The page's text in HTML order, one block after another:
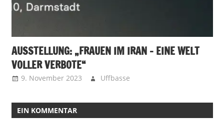
AUSSTELLUNG: „FRAUEN IM IRAN – EINE WELT
VOLLER VERBOTE“
9. November 2023 Uffbasse
EIN KOMMENTAR